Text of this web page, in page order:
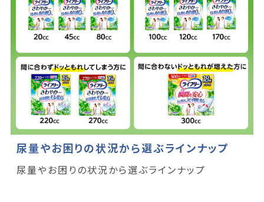
尿量やお困りの状況から選ぶラインナップ
尿量やお困りの状況から選ぶラインナップ